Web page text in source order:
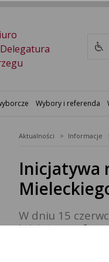
Wybory i referenda
Aktualności Informacje
Inicjatywa
W dniu 15
inicjatora
inicjatywą
Mieleckiego